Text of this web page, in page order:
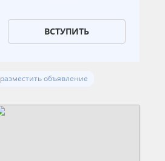
ВСТУПИТЬ
разместить объявление